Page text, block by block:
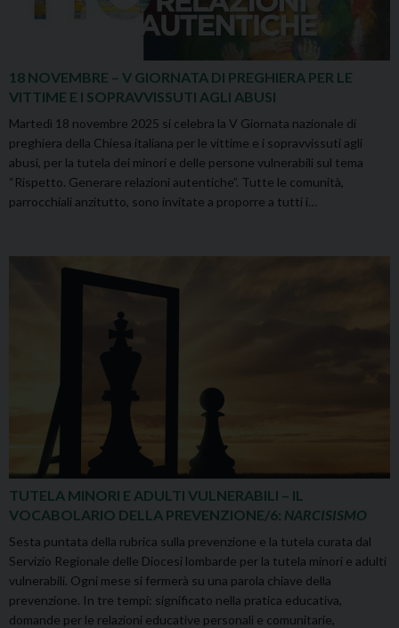
18 NOVEMBRE – V GIORNATA DI PREGHIERA PER LE
VITTIME E I SOPRAVVISSUTI AGLI ABUSI
Martedì 18 novembre 2025 si celebra la V Giornata nazionale di
preghiera della Chiesa italiana per le vittime e i sopravvissuti agli
abusi, per la tutela dei minori e delle persone vulnerabili sul tema
“Rispetto. Generare relazioni autentiche”. Tutte le comunità,
parrocchiali anzitutto, sono invitate a proporre a tutti i…
TUTELA MINORI E ADULTI VULNERABILI – IL
VOCABOLARIO DELLA PREVENZIONE/6: NARCISISMO
Sesta puntata della rubrica sulla prevenzione e la tutela curata dal
Servizio Regionale delle Diocesi lombarde per la tutela minori e adulti
vulnerabili. Ogni mese si fermerà su una parola chiave della
prevenzione. In tre tempi: significato nella pratica educativa,
domande per le relazioni educative personali e comunitarie,